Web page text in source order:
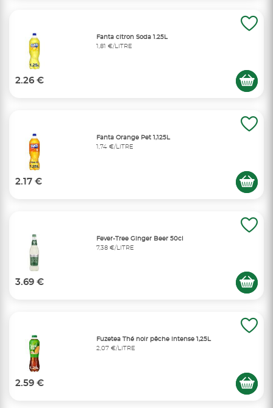
Fanta citron Soda 1.25L
1,81 €/LITRE
2.26 €
Fanta Orange Pet 1,125L
1,74 €/LITRE
2.17 €
Fever-Tree Ginger Beer 50cl
7,38 €/LITRE
3.69 €
Fuzetea Thé noir pêche intense 1,25L
2,07 €/LITRE
2.59 €